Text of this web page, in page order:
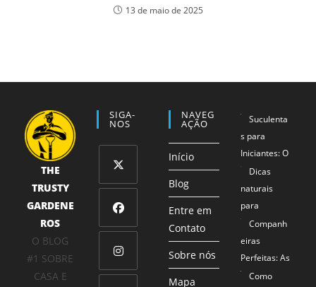
13 de maio de 2025
THE
TRUSTY
GARDENE
ROS
O BLOG
#1 SOBRE
CASA E
SIGA-
NOS
Abre
uma
nova
Abre
uma
Abre
NAVEG
AÇÃO
Início
Blog
Entre em
Contato
Sobre nós
Mapa
Suculenta
s para
Iniciantes: O
Método 1-2-
3 que
Garante
Sucesso
Mesmo para
Mãos Não
Tão Verdes
Dicas
naturais
para
proteger
seus
alimentos
Companh
eiras
Perfeitas: As
Combinaçõe
Como